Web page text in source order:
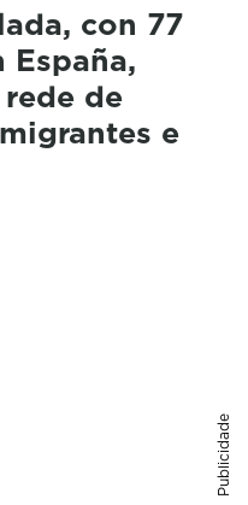
con 77
de
e
Publicidade